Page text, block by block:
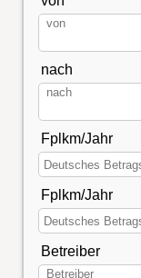
nach
Fplkm/Jahr
Fplkm/Jahr
Betreiber